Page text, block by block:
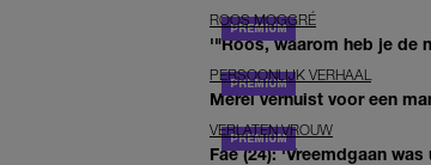
ROOS MOGGRÉ
'"Roos, waarom heb je de
PERSOONLIJK VERHAAL
Merel verhuist voor een
VERLATEN VROUW
Fae (24): 'Vreemdgaan